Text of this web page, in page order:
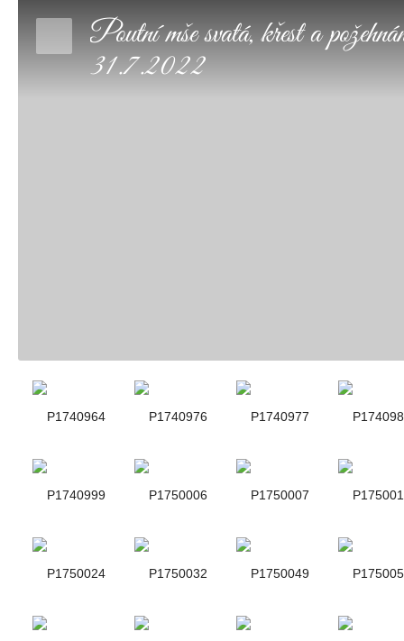
Poutní mše svatá, křest a
31.7.2022